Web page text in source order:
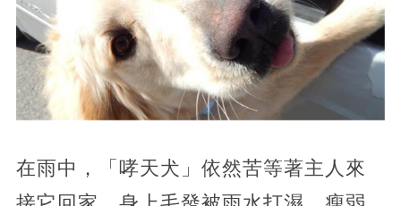
在雨中，「哮天犬」依然苦等著主人來